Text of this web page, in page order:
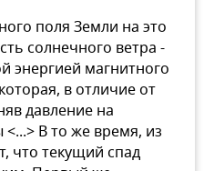
поля Земли на это
солнечного ветра -
энергией магнитного
в отличие от
давление на
В то же время, из
что текущий спад